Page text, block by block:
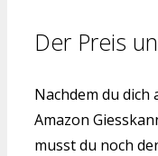
Der Preis
Nachdem du
Amazon
musst du noch